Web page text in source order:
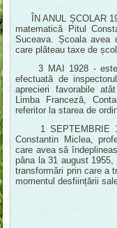
ÎN ANUL ȘCOLAR
matematică Pitul
Suceava. Școala avea
care plăteau taxe de
3 MAI 1928 - este
efectuată de
aprecieri favorabile
Limba Franceză,
referitor la starea de
1 SEPTEMBRIE
Constantin Miclea,
care avea să
pâna la 31 august
transformări prin care a
momentul desființării